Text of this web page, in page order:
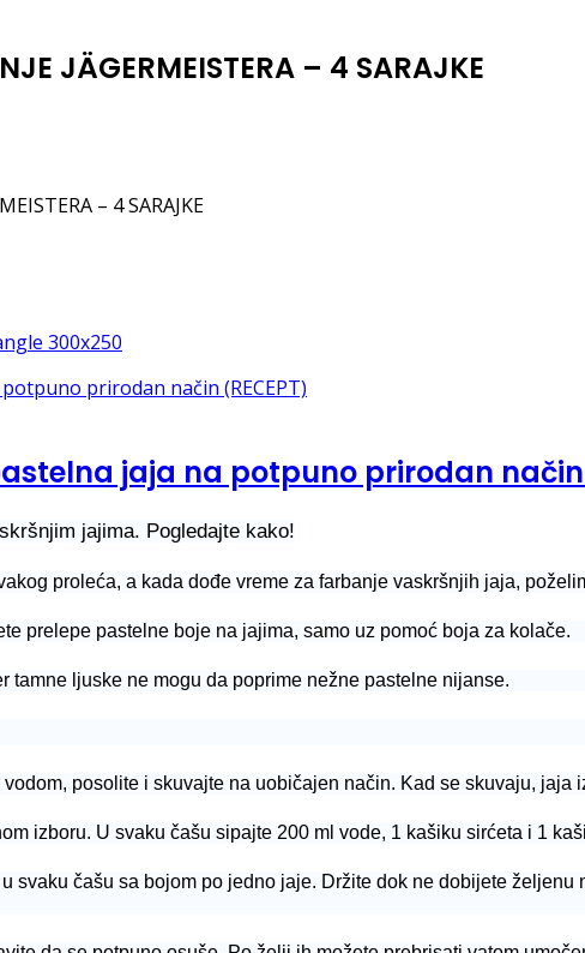
JÄGERMEISTERA – 4 SARAJKE
– 4 SARAJKE
jaja na potpuno prirodan način
jajima. Pogledajte kako!
proleća, a kada dođe vreme za farbanje vaskršnjih jaja,
prelepe pastelne boje na jajima, samo uz pomoć boja za kolače.
tamne ljuske ne mogu da poprime nežne pastelne nijanse.
posolite i skuvajte na uobičajen način. Kad se skuvaju, jaja
izboru. U svaku čašu sipajte 200 ml vode, 1 kašiku sirćeta i 1
svaku čašu sa bojom po jedno jaje. Držite dok ne dobijete